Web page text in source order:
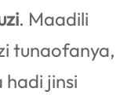
. Maadili
tunaofanya,
jinsi